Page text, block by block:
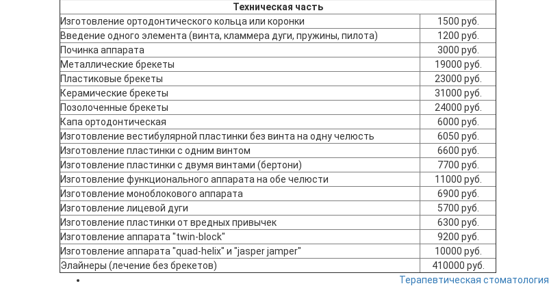
Техническая часть
Изготовление ортодонтического кольца или коронки
1500 руб.
Введение одного элемента (винта, кламмера дуги, пружины, пилота)
1200 руб.
Починка аппарата
3000 руб.
Металлические брекеты
19000 руб.
Пластиковые брекеты
23000 руб.
Керамические брекеты
31000 руб.
Позолоченные брекеты
24000 руб.
Капа ортодонтическая
6000 руб.
Изготовление вестибулярной пластинки без винта на одну челюсть
6050 руб.
Изготовление пластинки с одним винтом
6600 руб.
Изготовление пластинки с двумя винтами (бертони)
7700 руб.
Изготовление функционального аппарата на обе челюсти
11000 руб.
Изготовление моноблокового аппарата
6900 руб.
Изготовление лицевой дуги
5700 руб.
Изготовление пластинки от вредных привычек
6300 руб.
Изготовление аппарата "twin-block"
9200 руб.
Изготовление аппарата "quad-helix" и "jasper jamper"
10000 руб.
Элайнеры (лечение без брекетов)
410000 руб.
Терапевтическая стоматология